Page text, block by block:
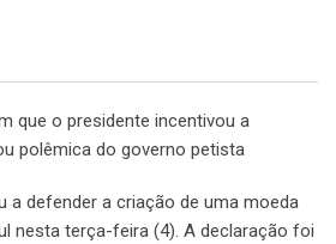
que o presidente incentivou a
polêmica do governo petista
a defender a criação de uma moeda
nesta terça-feira (4). A declaração foi